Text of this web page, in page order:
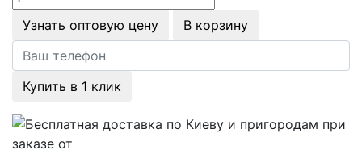
Узнать оптовую цену В корзину
Купить в 1 клик